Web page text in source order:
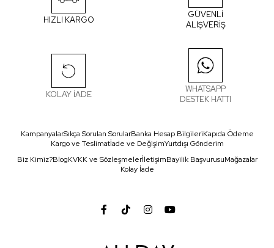
HIZLI KARGO
GÜVENLİ
ALIŞVERİŞ
KOLAY İADE
WHATSAPP
DESTEK HATTI
KampanyalarSıkça Sorulan SorularBanka Hesap BilgileriKapıda Ödeme
Kargo ve Teslimatİade ve DeğişimYurtdışı Gönderim
Biz Kimiz?BlogKVKK ve SözleşmelerİletişimBayilik BaşvurusuMağazalar
Kolay İade